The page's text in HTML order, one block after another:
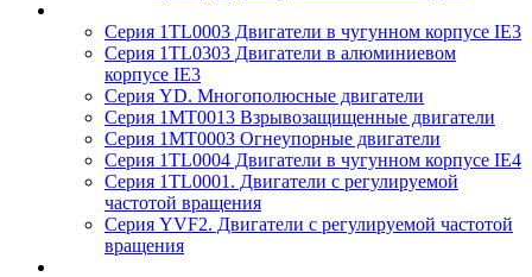
Серия 1TL0003 Двигатели в чугунном корпусе IE3
Серия 1TL0303 Двигатели в алюминиевом
корпусе IE3
Серия YD. Многополюсные двигатели
Серия 1MT0013 Взрывозащищенные двигатели
Серия 1MT0003 Огнеупорные двигатели
Серия 1TL0004 Двигатели в чугунном корпусе IE4
Серия 1TL0001. Двигатели с регулируемой
частотой вращения
Серия YVF2. Двигатели с регулируемой частотой
вращения